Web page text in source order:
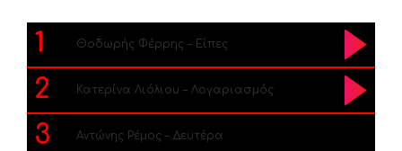
1 Θοδωρής Φέρρης – Είπες
2 Κατερίνα Λιόλιου – Λογαριασμός
3 Αντώνης Ρέμος – Δευτέρα